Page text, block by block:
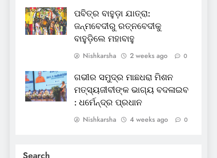
ପବିତ୍ର ବାହୁଡ଼ା ଯାତ୍ରା:
ଜନ୍ମବେଦୀରୁ ରତ୍ନବେଦୀକୁ
ବାହୁଡ଼ିଲେ ମହାବାହୁ
Nishkarsha 2 weeks ago 0
ଗଭୀର ସମୁଦ୍ର ମାଛଧରା ମିଶନ
ମତ୍ସ୍ୟଜୀବୀଙ୍କ ଭାଗ୍ୟ ବଦଳାଇବ
: ଧର୍ମେନ୍ଦ୍ର ପ୍ରଧାନ
Nishkarsha 4 weeks ago 0
Search